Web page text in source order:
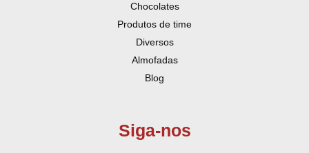
Chocolates
Produtos de time
Diversos
Almofadas
Blog
Siga-nos